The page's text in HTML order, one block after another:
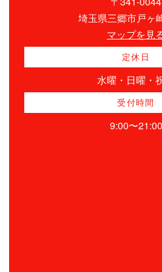
埼玉県三郷市戸ヶ
マップを見
定休日
水曜・日曜・
受付時間
9:00〜21:00